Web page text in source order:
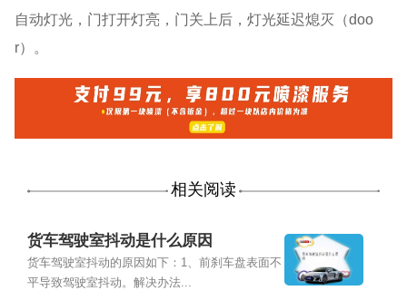
自动灯光，门打开灯亮，门关上后，灯光延迟熄灭（doo
r）。
相关阅读
货车驾驶室抖动是什么原因
货车驾驶室抖动的原因如下：1、前刹车盘表面不
平导致驾驶室抖动。解决办法...